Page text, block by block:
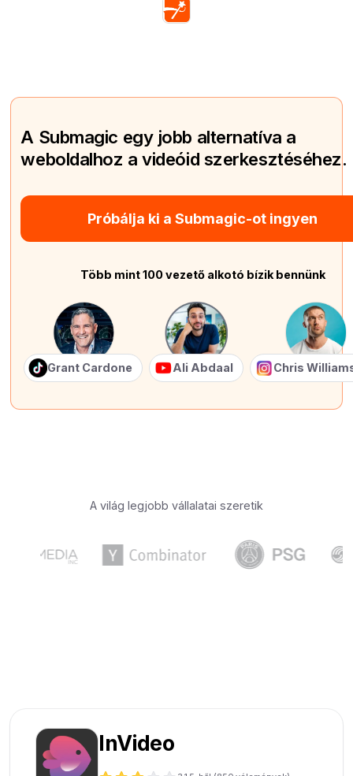
A Submagic egy jobb alternatíva a
weboldalhoz a videóid szerkesztéséhez.
Próbálja ki a Submagic-ot ingyen
Több mint 100 vezető alkotó bízik bennünk
Grant Cardone Ali Abdaal Chris
A világ legjobb vállalatai szeretik
InVideo